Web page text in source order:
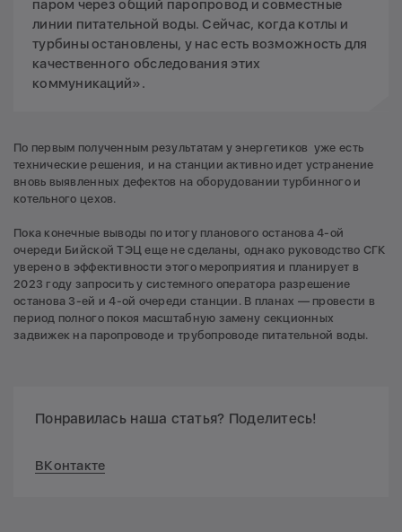
паром через общий паропровод и совместные
линии питательной воды. Сейчас, когда котлы и
турбины остановлены, у нас есть возможность для
качественного обследования этих
коммуникаций».
По первым полученным результатам у энергетиков уже есть
технические решения, и на станции активно идет устранение
вновь выявленных дефектов на оборудовании турбинного и
котельного цехов.
Пока конечные выводы по итогу планового останова 4-ой
очереди Бийской ТЭЦ еще не сделаны, однако руководство СГК
уверено в эффективности этого мероприятия и планирует в
2023 году запросить у системного оператора разрешение
останова 3-ей и 4-ой очереди станции. В планах — провести в
период полного покоя масштабную замену секционных
задвижек на паропроводе и трубопроводе питательной воды.
Понравилась наша статья? Поделитесь!
ВКонтакте